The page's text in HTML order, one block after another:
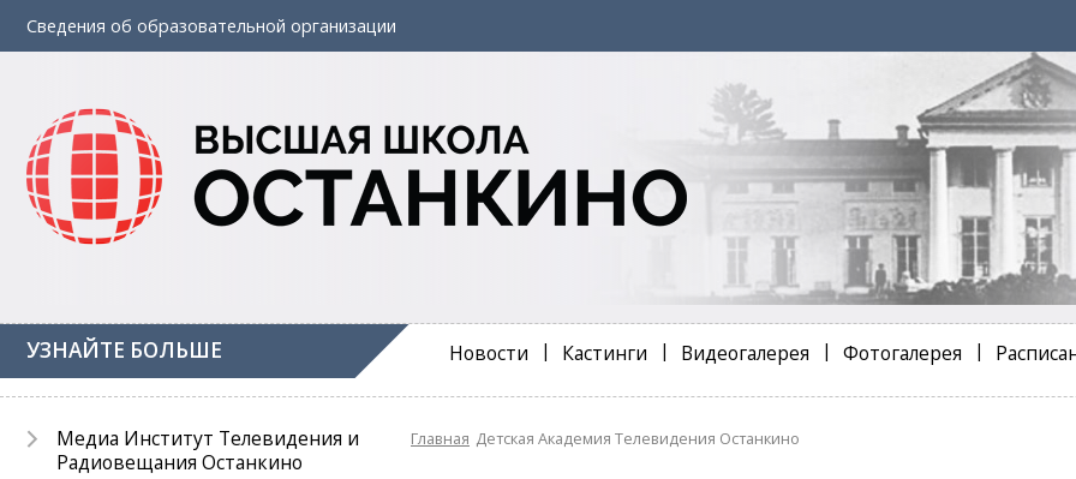
Сведения об образовательной организации
УЗНАЙТЕ БОЛЬШЕ Новости Кастинги Видеогалерея Фотогалерея
Главная Детская Академия Телевидения Останкино
Медиа Институт Телевидения и
Радиовещания Останкино